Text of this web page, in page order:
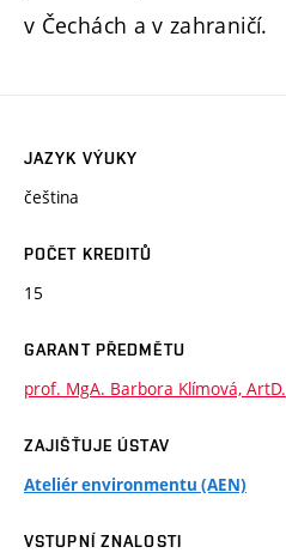
v Čechách a v zahraničí.
JAZYK VÝUKY
čeština
POČET KREDITŮ
15
GARANT PŘEDMĚTU
prof. MgA. Barbora Klímová, ArtD.
ZAJIŠŤUJE ÚSTAV
Ateliér environmentu (AEN)
VSTUPNÍ ZNALOSTI